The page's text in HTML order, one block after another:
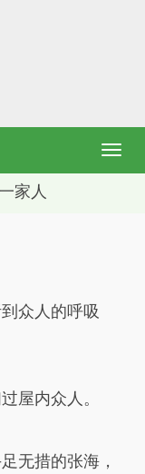
家人
众人的呼吸
屋内众人。
无措的张海，